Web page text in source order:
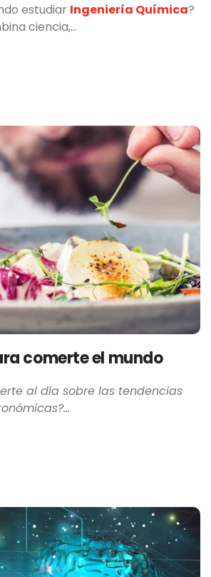
estudiar Ingeniería Química?
ciencia,…
comerte el mundo
al día sobre las tendencias